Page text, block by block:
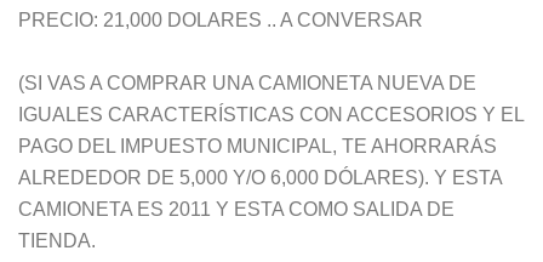
PRECIO: 21,000 DOLARES .. A CONVERSAR
(SI VAS A COMPRAR UNA CAMIONETA NUEVA DE
IGUALES CARACTERÍSTICAS CON ACCESORIOS Y EL
PAGO DEL IMPUESTO MUNICIPAL, TE AHORRARÁS
ALREDEDOR DE 5,000 Y/O 6,000 DÓLARES). Y ESTA
CAMIONETA ES 2011 Y ESTA COMO SALIDA DE
TIENDA.